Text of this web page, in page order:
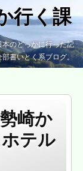
行く課
のどっかに行った記
書いとく系ブログ。
崎か
テル